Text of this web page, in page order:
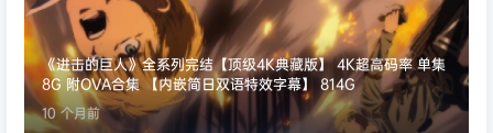
《进击的巨人》全系列完结【顶级4K典藏版】 4K超高码率 单集
8G 附OVA合集 【内嵌简日双语特效字幕】 814G
10 个月前